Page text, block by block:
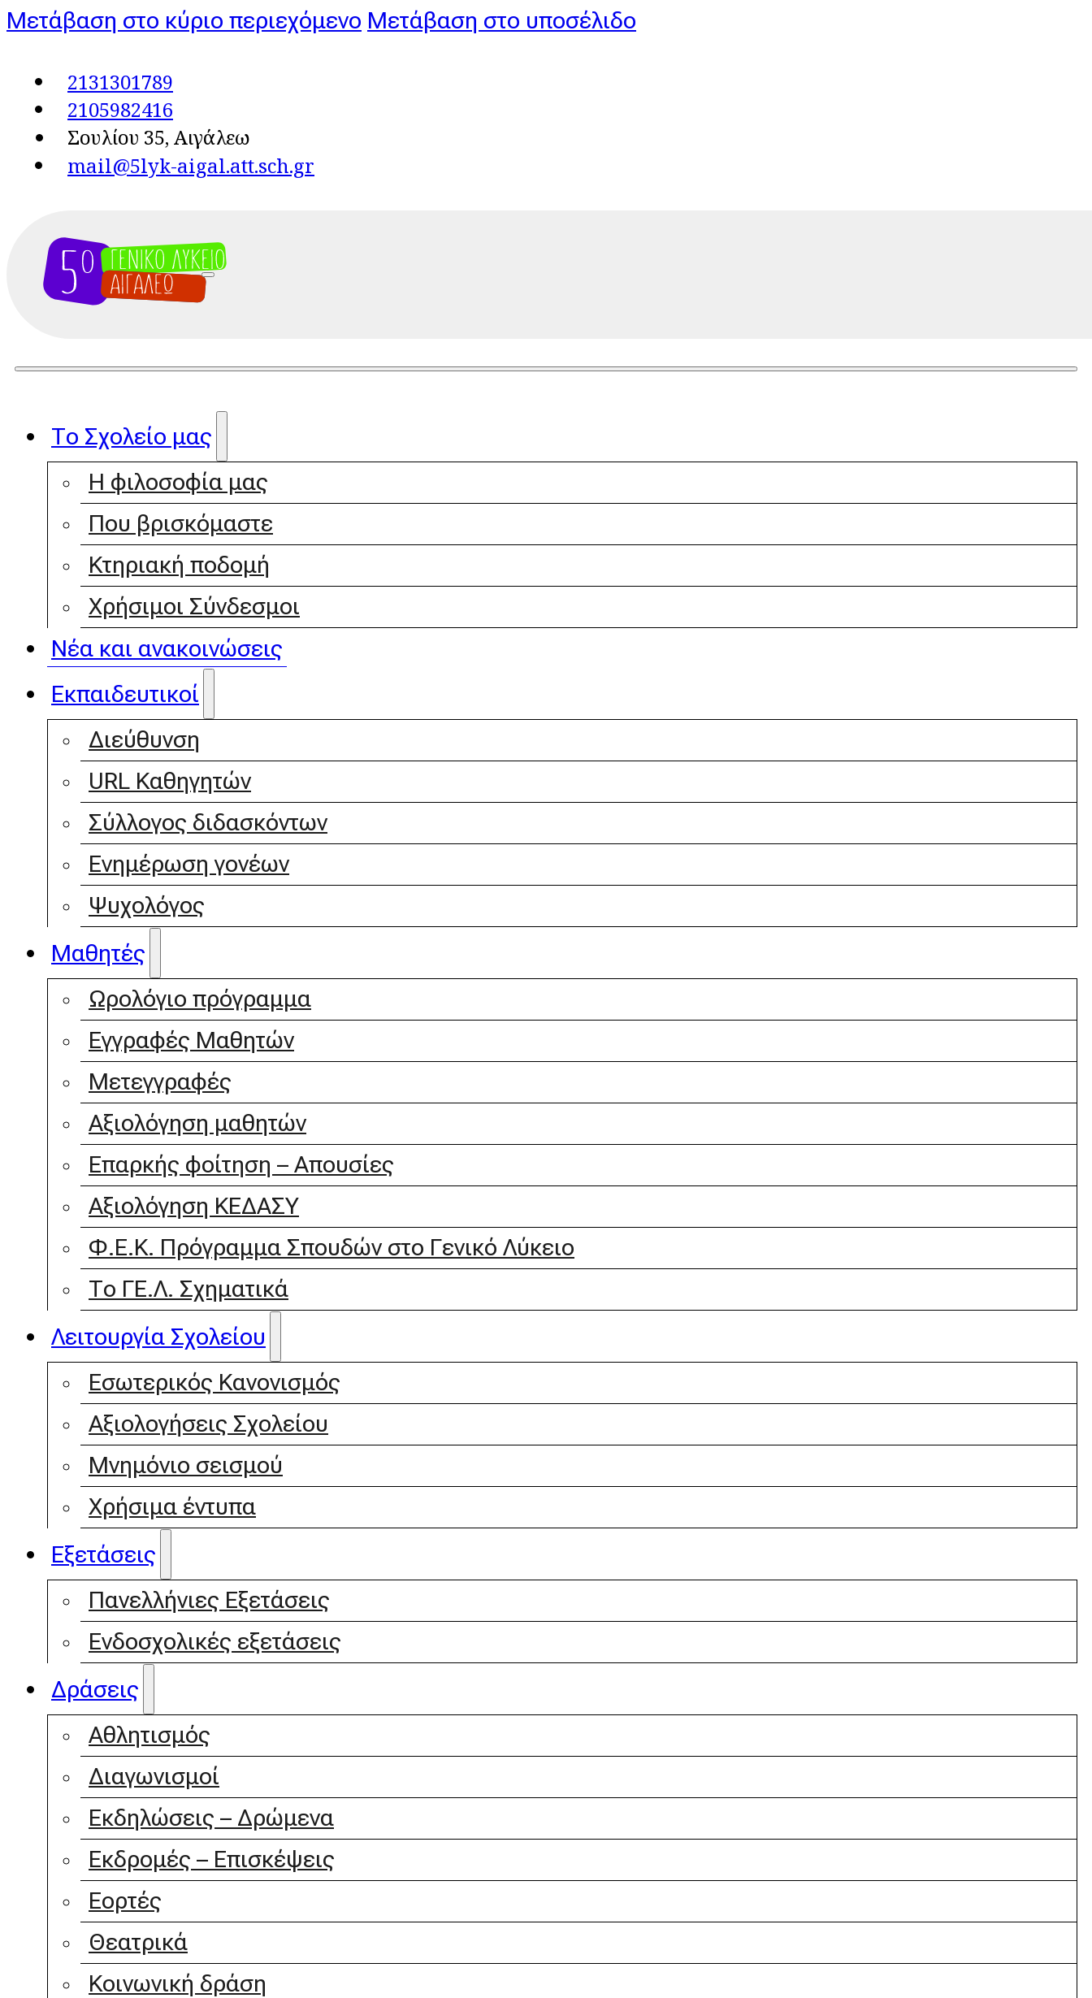
Μετάβαση στο κύριο περιεχόμενο Μετάβαση στο υποσέλιδο
2131301789
2105982416
Σουλίου 35, Αιγάλεω
mail@5lyk-aigal.att.sch.gr
Το Σχολείο μας
Η φιλοσοφία μας
Που βρισκόμαστε
Κτηριακή ποδομή
Χρήσιμοι Σύνδεσμοι
Νέα και ανακοινώσεις
Εκπαιδευτικοί
Διεύθυνση
URL Καθηγητών
Σύλλογος διδασκόντων
Ενημέρωση γονέων
Ψυχολόγος
Μαθητές
Ωρολόγιο πρόγραμμα
Εγγραφές Μαθητών
Μετεγγραφές
Αξιολόγηση μαθητών
Επαρκής φοίτηση – Απουσίες
Αξιολόγηση ΚΕΔΑΣΥ
Φ.Ε.Κ. Πρόγραμμα Σπουδών στο Γενικό Λύκειο
Το ΓΕ.Λ. Σχηματικά
Λειτουργία Σχολείου
Εσωτερικός Κανονισμός
Αξιολογήσεις Σχολείου
Μνημόνιο σεισμού
Χρήσιμα έντυπα
Εξετάσεις
Πανελλήνιες Εξετάσεις
Ενδοσχολικές εξετάσεις
Δράσεις
Αθλητισμός
Διαγωνισμοί
Εκδηλώσεις – Δρώμενα
Εκδρομές – Επισκέψεις
Εορτές
Θεατρικά
Κοινωνική δράση